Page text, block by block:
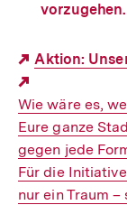
vorzugehen.
Aktion:
Link:
Wie wäre es,
Eure ganze
gegen jede
Für die
nur ein Traum